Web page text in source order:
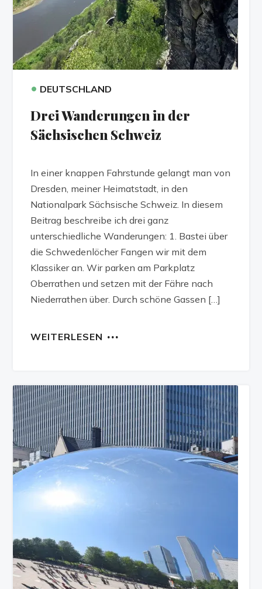
• DEUTSCHLAND
Drei Wanderungen in der
Sächsischen Schweiz
In einer knappen Fahrstunde gelangt man von
Dresden, meiner Heimatstadt, in den
Nationalpark Sächsische Schweiz. In diesem
Beitrag beschreibe ich drei ganz
unterschiedliche Wanderungen: 1. Bastei über
die Schwedenlöcher Fangen wir mit dem
Klassiker an. Wir parken am Parkplatz
Oberrathen und setzen mit der Fähre nach
Niederrathen über. Durch schöne Gassen […]
WEITERLESEN